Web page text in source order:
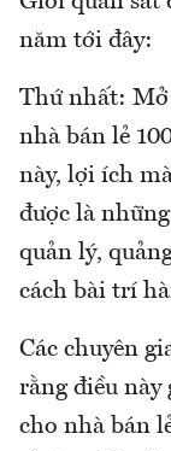
năm tới đây:
Thứ nhất:
nhà bán lẻ
này, lợi ích
được là
quản lý,
cách bài trí
Các chuyên
rằng điều
cho nhà bán